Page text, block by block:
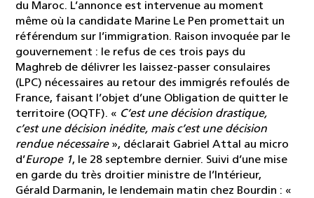
du Maroc. L’annonce est intervenue au moment
même où la candidate Marine Le Pen promettait un
référendum sur l’immigration. Raison invoquée par le
gouvernement : le refus de ces trois pays du
Maghreb de délivrer les laissez-passer consulaires
(LPC) nécessaires au retour des immigrés refoulés de
France, faisant l’objet d’une Obligation de quitter le
territoire (OQTF). « C’est une décision drastique,
c’est une décision inédite, mais c’est une décision
rendue nécessaire », déclarait Gabriel Attal au micro
d’Europe 1, le 28 septembre dernier. Suivi d’une mise
en garde du très droitier ministre de l’Intérieur,
Gérald Darmanin, le lendemain matin chez Bourdin : «